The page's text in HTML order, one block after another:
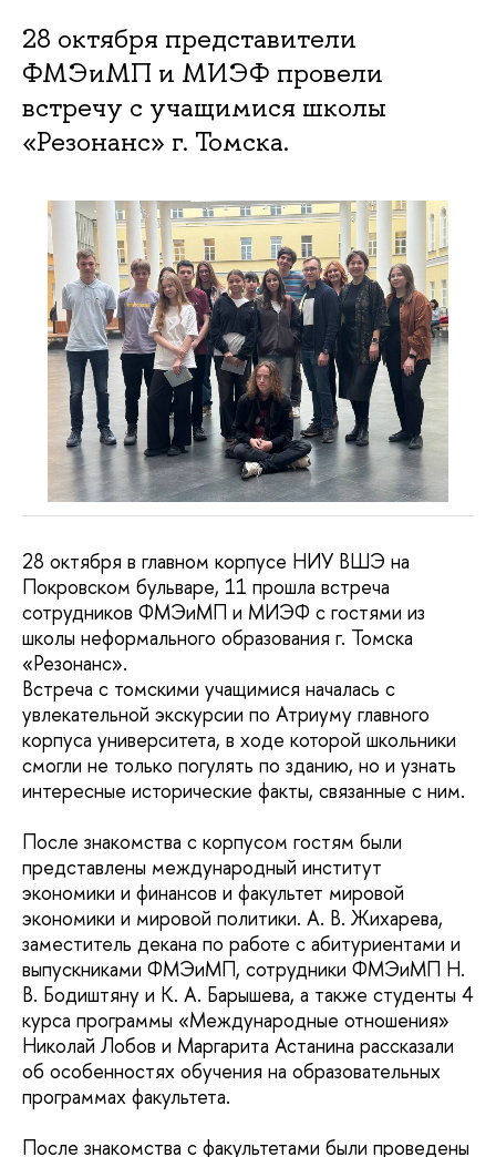
28 октября представители
ФМЭиМП и МИЭФ провели
встречу с учащимися школы
«Резонанс» г. Томска.
28 октября в главном корпусе НИУ ВШЭ на
Покровском бульваре, 11 прошла встреча
сотрудников ФМЭиМП и МИЭФ с гостями из
школы неформального образования г. Томска
«Резонанс».
Встреча с томскими учащимися началась с
увлекательной экскурсии по Атриуму главного
корпуса университета, в ходе которой школьники
смогли не только погулять по зданию, но и узнать
интересные исторические факты, связанные с ним.
После знакомства с корпусом гостям были
представлены международный институт
экономики и финансов и факультет мировой
экономики и мировой политики. А. В. Жихарева,
заместитель декана по работе с абитуриентами и
выпускниками ФМЭиМП, сотрудники ФМЭиМП Н.
В. Бодиштяну и К. А. Барышева, а также студенты 4
курса программы «Международные отношения»
Николай Лобов и Маргарита Астанина рассказали
об особенностях обучения на образовательных
программах факультета.
После знакомства с факультетами были проведены